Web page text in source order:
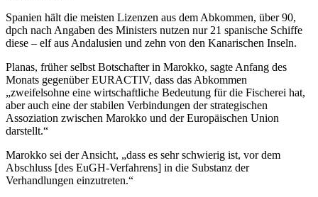
Spanien hält die meisten Lizenzen aus dem Abkommen, über 90,
dpch nach Angaben des Ministers nutzen nur 21 spanische Schiffe
diese – elf aus Andalusien und zehn von den Kanarischen Inseln.
Planas, früher selbst Botschafter in Marokko, sagte Anfang des
Monats gegenüber EURACTIV, dass das Abkommen
„zweifelsohne eine wirtschaftliche Bedeutung für die Fischerei hat,
aber auch eine der stabilen Verbindungen der strategischen
Assoziation zwischen Marokko und der Europäischen Union
darstellt.“
Marokko sei der Ansicht, „dass es sehr schwierig ist, vor dem
Abschluss [des EuGH-Verfahrens] in die Substanz der
Verhandlungen einzutreten.“